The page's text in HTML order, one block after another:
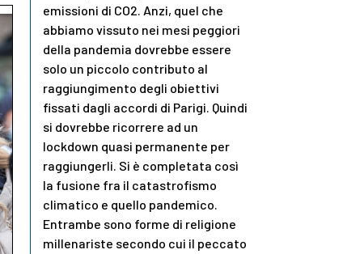
emissioni di CO2. Anzi, quel che
abbiamo vissuto nei mesi peggiori
della pandemia dovrebbe essere
solo un piccolo contributo al
raggiungimento degli obiettivi
fissati dagli accordi di Parigi. Quindi
si dovrebbe ricorrere ad un
lockdown quasi permanente per
raggiungerli. Si è completata così
la fusione fra il catastrofismo
climatico e quello pandemico.
Entrambe sono forme di religione
millenariste secondo cui il peccato